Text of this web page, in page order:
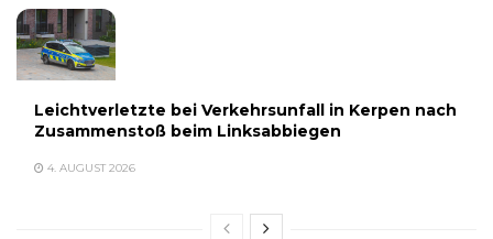
Leichtverletzte bei Verkehrsunfall in Kerpen nach
Zusammenstoß beim Linksabbiegen
4. AUGUST 2026